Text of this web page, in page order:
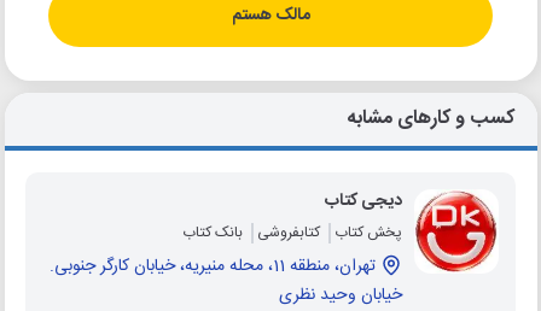
مالک هستم
کسب و کارهای مشابه
دیجی کتاب
پخش کتاب کتابفروشی بانک کتاب
تهران، منطقه 11، محله منیریه، خیابان کارگر جنوبی.
خیابان وحید نظری